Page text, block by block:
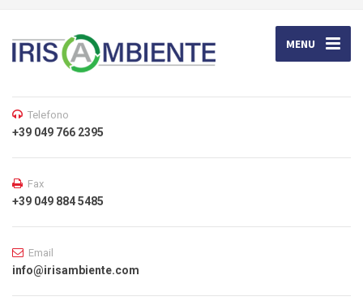
MENU
Telefono
+39 049 766 2395
Fax
+39 049 884 5485
Email
info@irisambiente.com